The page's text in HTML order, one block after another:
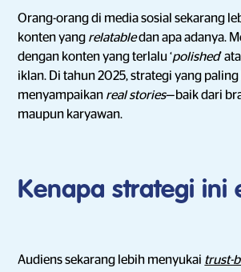
Orang-orang di media sosial sekarang
konten yang relatabledan apa adanya.
dengan konten yang terlalu ‘polished’
iklan. Di tahun 2025, strategi yang
menyampaikan real stories—baik dari
maupun karyawan.
Kenapa strategi ini
Audiens sekarang lebih menyukai trust-